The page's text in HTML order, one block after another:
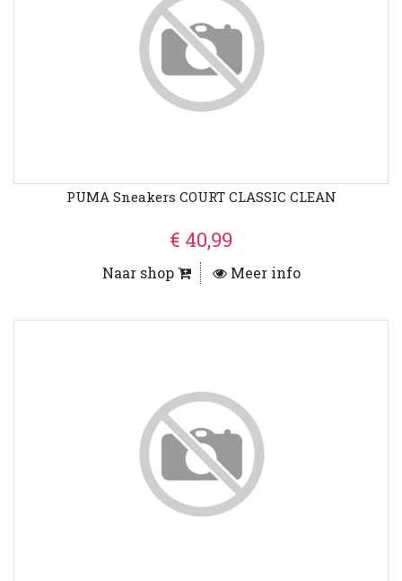
PUMA Sneakers COURT CLASSIC CLEAN
€ 40,99
Naar shop Meer info